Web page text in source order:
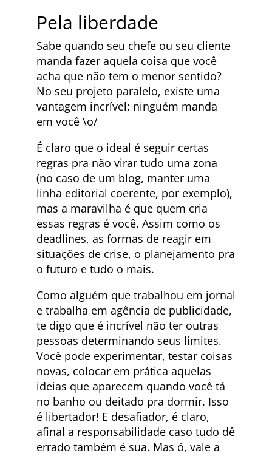
Pela liberdade
Sabe quando seu chefe ou seu cliente
manda fazer aquela coisa que você
acha que não tem o menor sentido?
No seu projeto paralelo, existe uma
vantagem incrível: ninguém manda
em você \o/
É claro que o ideal é seguir certas
regras pra não virar tudo uma zona
(no caso de um blog, manter uma
linha editorial coerente, por exemplo),
mas a maravilha é que quem cria
essas regras é você. Assim como os
deadlines, as formas de reagir em
situações de crise, o planejamento pra
o futuro e tudo o mais.
Como alguém que trabalhou em jornal
e trabalha em agência de publicidade,
te digo que é incrível não ter outras
pessoas determinando seus limites.
Você pode experimentar, testar coisas
novas, colocar em prática aquelas
ideias que aparecem quando você tá
no banho ou deitado pra dormir. Isso
é libertador! E desafiador, é claro,
afinal a responsabilidade caso tudo dê
errado também é sua. Mas ó, vale a